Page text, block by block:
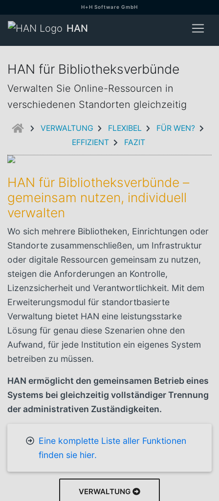
H+H Software GmbH
HAN
HAN für Bibliotheksverbünde
Verwalten Sie Online-Ressourcen in
verschiedenen Standorten gleichzeitig
EINFÜHRUNGVERWALTUNG FLEXIBEL
FÜR WEN?
EFFIZIENT
FAZIT
HAN für Bibliotheksverbünde –
gemeinsam nutzen, individuell
verwalten
Wo sich mehrere Bibliotheken, Einrichtungen oder
Standorte zusammenschließen, um Infrastruktur
oder digitale Ressourcen gemeinsam zu nutzen,
steigen die Anforderungen an Kontrolle,
Lizenzsicherheit und Verantwortlichkeit. Mit dem
Erweiterungsmodul für standortbasierte
Verwaltung bietet HAN eine leistungsstarke
Lösung für genau diese Szenarien ohne den
Aufwand, für jede Institution ein eigenes System
betreiben zu müssen.
HAN ermöglicht den gemeinsamen Betrieb eines
Systems bei gleichzeitig vollständiger Trennung
der administrativen Zuständigkeiten.
Eine komplette Liste aller Funktionen
finden sie hier.
VERWALTUNG